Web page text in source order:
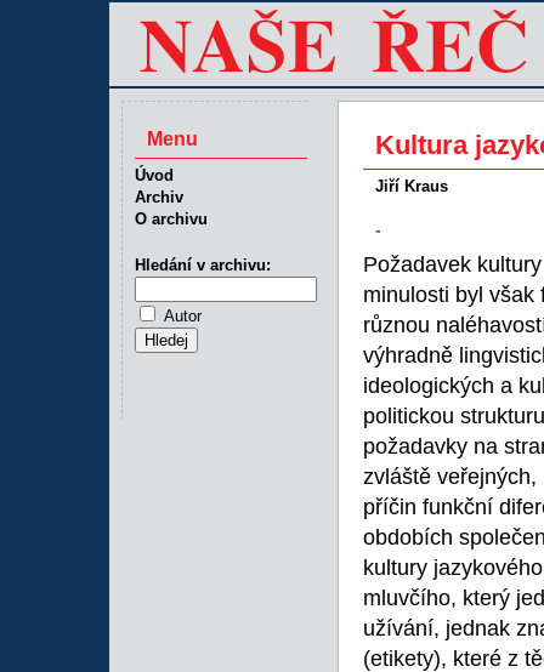
Kultura
Jiří Kraus
-
Požadavek
minulosti byl však
různou
výhradně
ideologických a
politickou
požadavky na
zvláště
příčin funkční
obdobích
kultury
mluvčího, který
užívání, jednak
(etikety), které z
Menu
Úvod
Archiv
O archivu
Hledání v archivu:
Autor